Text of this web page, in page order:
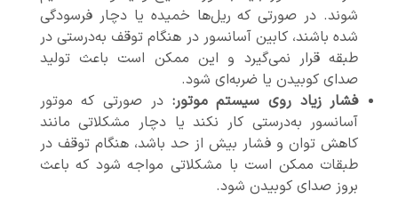
شوند. در صورتی که ریل‌ها خمیده یا دچار فرسودگی
شده باشند، کابین آسانسور در هنگام توقف به‌درستی در
طبقه قرار نمی‌گیرد و این ممکن است باعث تولید
صدای کوبیدن یا ضربه‌ای شود.
فشار زیاد روی سیستم موتور: در صورتی که موتور
آسانسور به‌درستی کار نکند یا دچار مشکلاتی مانند
کاهش توان و فشار بیش از حد باشد، هنگام توقف در
طبقات ممکن است با مشکلاتی مواجه شود که باعث
بروز صدای کوبیدن شود.